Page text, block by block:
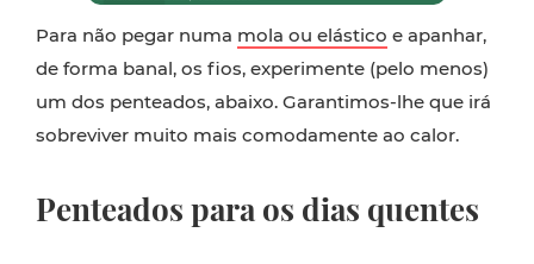
Para não pegar numa mola ou elástico e apanhar,
de forma banal, os fios, experimente (pelo menos)
um dos penteados, abaixo. Garantimos-lhe que irá
sobreviver muito mais comodamente ao calor.
Penteados para os dias quentes